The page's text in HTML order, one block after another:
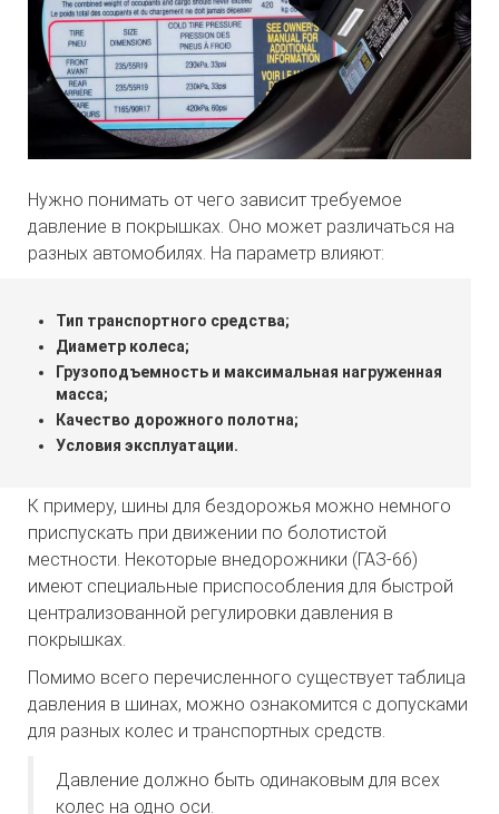
Нужно понимать от чего зависит требуемое
давление в покрышках. Оно может различаться на
разных автомобилях. На параметр влияют:
Тип транспортного средства;
Диаметр колеса;
Грузоподъемность и максимальная нагруженная
масса;
Качество дорожного полотна;
Условия эксплуатации.
К примеру, шины для бездорожья можно немного
приспускать при движении по болотистой
местности. Некоторые внедорожники (ГАЗ-66)
имеют специальные приспособления для быстрой
централизованной регулировки давления в
покрышках.
Помимо всего перечисленного существует таблица
давления в шинах, можно ознакомится с допусками
для разных колес и транспортных средств.
Давление должно быть одинаковым для всех
колес на одно оси.